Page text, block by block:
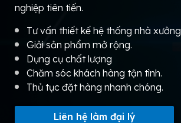
nghiệp tiên tiến.
Tư vấn thiết kế hệ thống nhà xưởng
Giải sản phẩm mở rộng.
Dụng cụ chất lượng
Chăm sóc khách hàng tận tình.
Thủ tục đặt hàng nhanh chóng.
Liên hệ làm đại lý